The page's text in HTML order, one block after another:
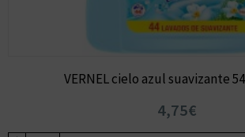
VERNEL cielo azul suavizante
4,75€